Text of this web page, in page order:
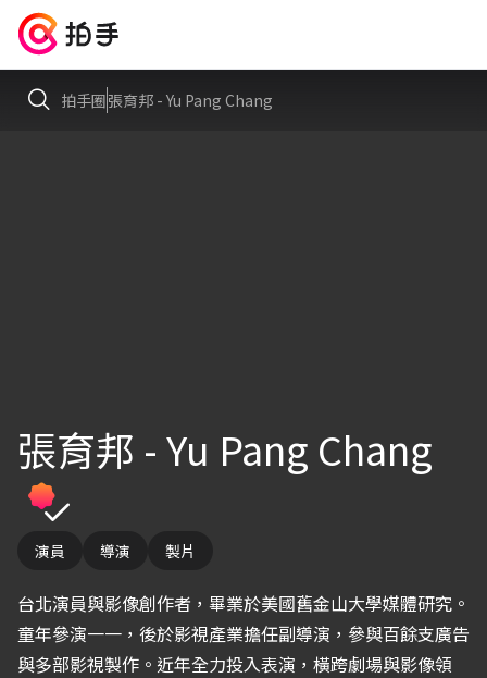
拍手圈張育邦 - Yu Pang Chang
張育邦 - Yu Pang Chang
演員 導演 製片
台北演員與影像創作者，畢業於美國舊金山大學媒體研究。
童年參演一一，後於影視產業擔任副導演，參與百餘支廣告
與多部影視製作。近年全力投入表演，橫跨劇場與影像領